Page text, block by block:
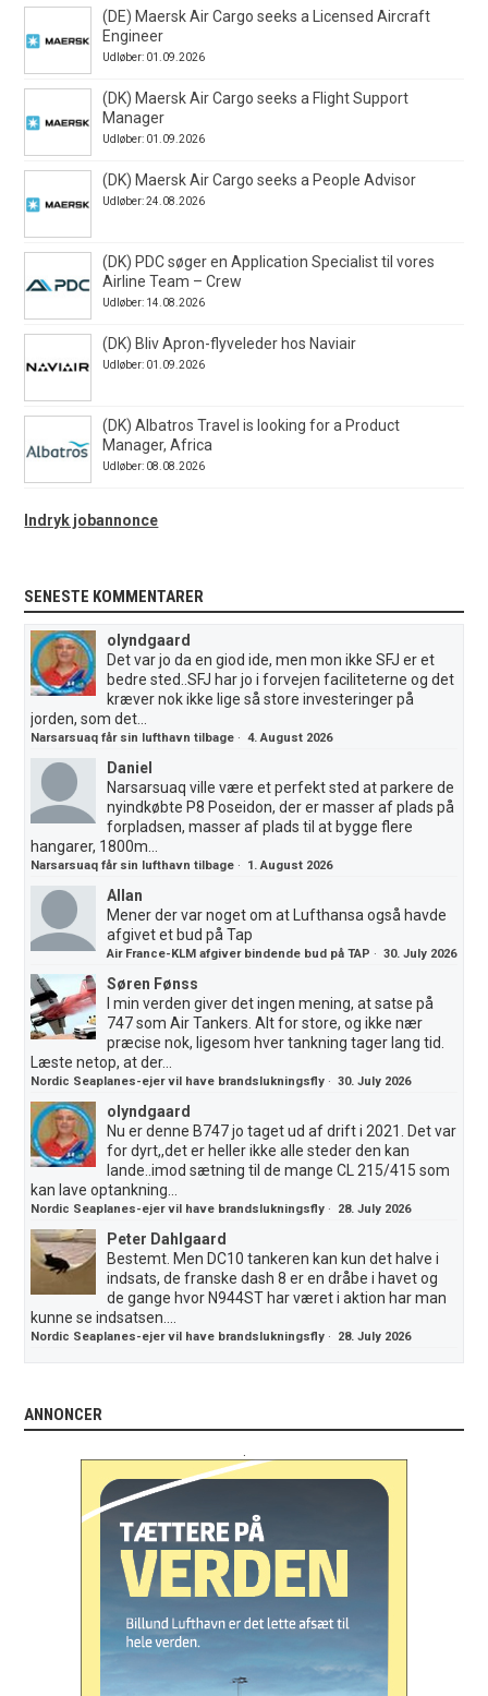
(DE) Maersk Air Cargo seeks a Licensed Aircraft
Engineer
Udløber: 01.09.2026
(DK) Maersk Air Cargo seeks a Flight Support
Manager
Udløber: 01.09.2026
(DK) Maersk Air Cargo seeks a People Advisor
Udløber: 24.08.2026
(DK) PDC søger en Application Specialist til vores
Airline Team – Crew
Udløber: 14.08.2026
(DK) Bliv Apron-flyveleder hos Naviair
Udløber: 01.09.2026
(DK) Albatros Travel is looking for a Product
Manager, Africa
Udløber: 08.08.2026
Indryk jobannonce
SENESTE KOMMENTARER
olyndgaard
Det var jo da en giod ide, men mon ikke SFJ er et
bedre sted..SFJ har jo i forvejen faciliteterne og det
kræver nok ikke lige så store investeringer på
jorden, som det...
Narsarsuaq får sin lufthavn tilbage ·4. August 2026
Daniel
Narsarsuaq ville være et perfekt sted at parkere de
nyindkøbte P8 Poseidon, der er masser af plads på
forpladsen, masser af plads til at bygge flere
hangarer, 1800m...
Narsarsuaq får sin lufthavn tilbage · 1. August 2026
Allan
Mener der var noget om at Lufthansa også havde
afgivet et bud på Tap
Air France-KLM afgiver bindende bud på TAP ·30. July 2026
Søren Fønss
I min verden giver det ingen mening, at satse på
747 som Air Tankers. Alt for store, og ikke nær
præcise nok, ligesom hver tankning tager lang tid.
Læste netop, at der...
Nordic Seaplanes-ejer vil have brandslukningsfly ·30. July 2026
olyndgaard
Nu er denne B747 jo taget ud af drift i 2021. Det var
for dyrt,,det er heller ikke alle steder den kan
lande..imod sætning til de mange CL 215/415 som
kan lave optankning...
Nordic Seaplanes-ejer vil have brandslukningsfly · 28. July 2026
Peter Dahlgaard
Bestemt. Men DC10 tankeren kan kun det halve i
indsats, de franske dash 8 er en dråbe i havet og
de gange hvor N944ST har været i aktion har man
kunne se indsatsen....
Nordic Seaplanes-ejer vil have brandslukningsfly · 28. July 2026
ANNONCER